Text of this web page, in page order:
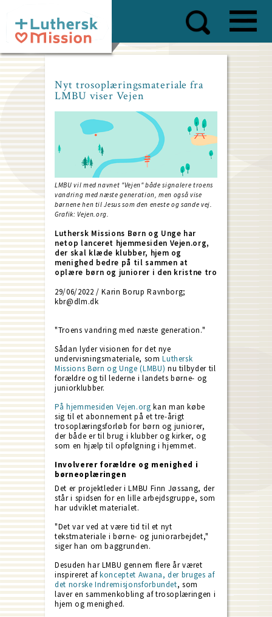
main
content
Nyt trosoplæringsmateriale fra
LMBU viser Vejen
LMBU vil med navnet "Vejen" både signalere troens
vandring med næste generation, men også vise
børnene hen til Jesus som den eneste og sande vej.
Grafik: Vejen.org.
Luthersk Missions Børn og Unge har
netop lanceret hjemmesiden Vejen.org,
der skal klæde klubber, hjem og
menighed bedre på til sammen at
oplære børn og juniorer i den kristne tro
29/06/2022 / Karin Borup Ravnborg;
kbr@dlm.dk
"Troens vandring med næste generation."
Sådan lyder visionen for det nye
undervisningsmateriale, somLuthersk
Missions Børn og Unge (LMBU) nu tilbyder til
forældre og til lederne i landets børne- og
juniorklubber.
På hjemmesiden Vejen.org kan man købe
sig til et abonnement på et tre-årigt
trosoplæringsforløb for børn og juniorer,
der både er til brug i klubber og kirker, og
som en hjælp til opfølgning i hjemmet.
Involverer forældre og menighed i
børneoplæringen
Det er projektleder i LMBU Finn Jøssang, der
står i spidsen for en lille arbejdsgruppe, som
har udviklet materialet.
"Det var ved at være tid til et nyt
tekstmateriale i børne- og juniorarbejdet,"
siger han om baggrunden.
Desuden har LMBU gennem flere år været
inspireret afkonceptet Awana, der bruges af
det norske Indremisjonsforbundet, som
laver en sammenkobling af trosoplæringen i
hjem og menighed.